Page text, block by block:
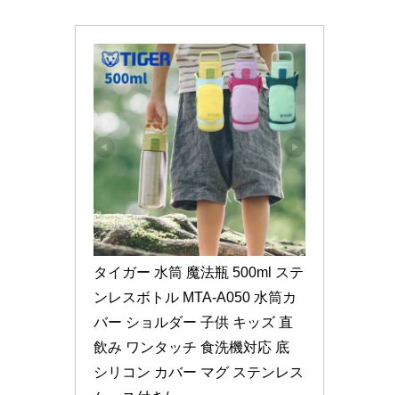
タイガー 水筒 魔法瓶 500ml ステ
ンレスボトル MTA-A050 水筒カ
バー ショルダー 子供 キッズ 直
飲み ワンタッチ 食洗機対応 底
シリコン カバー マグ ステンレス